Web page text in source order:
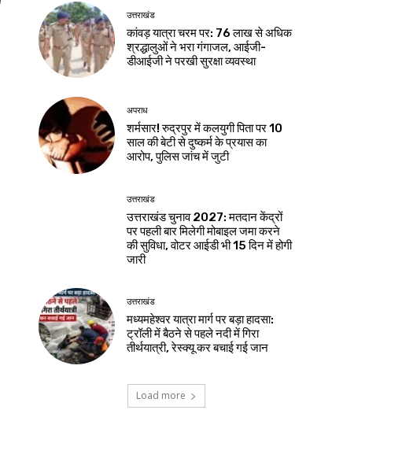
उत्तराखंड
कांवड़ यात्रा चरम पर: 76 लाख से अधिक
श्रद्धालुओं ने भरा गंगाजल, आईजी-
डीआईजी ने परखी सुरक्षा व्यवस्था
अपराध
शर्मसार! रुद्रपुर में कलयुगी पिता पर 10
साल की बेटी से दुष्कर्म के प्रयास का
आरोप, पुलिस जांच में जुटी
उत्तराखंड
उत्तराखंड चुनाव 2027: मतदान केंद्रों
पर पहली बार मिलेगी मोबाइल जमा करने
की सुविधा, वोटर आईडी भी 15 दिन में होगी
जारी
उत्तराखंड
मध्यमहेश्वर यात्रा मार्ग पर बड़ा हादसा:
ट्रॉली में बैठने से पहले नदी में गिरा
तीर्थयात्री, रेस्क्यू कर बचाई गई जान
Load more